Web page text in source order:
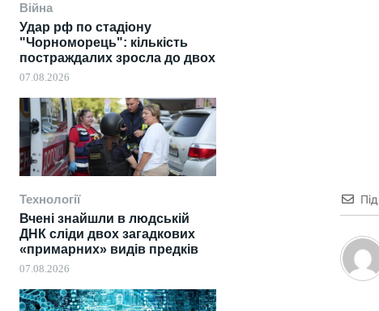
Війна
Удар рф по стадіону
"Чорноморець": кількість
постраждалих зросла до двох
07.08.2026
Технології
Вчені знайшли в людській
ДНК сліди двох загадкових
«примарних» видів предків
07.08.2026